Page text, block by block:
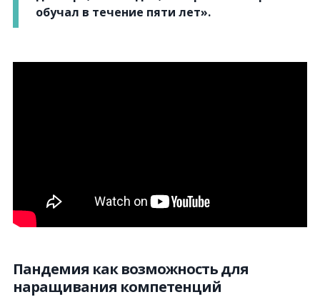
обучал в течение пяти лет».
Пандемия как возможность для
наращивания компетенций